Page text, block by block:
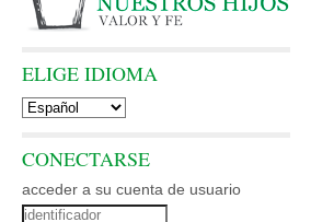
ELIGE IDIOMA
CONECTARSE
acceder a su cuenta de usuario